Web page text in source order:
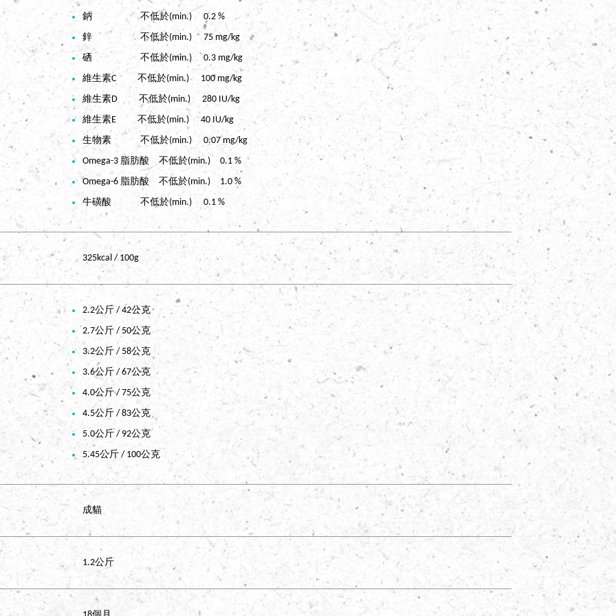
鈉 不低於(min.) 0.2 %
鋅 不低於(min.) 75 mg/kg
硒 不低於(min.) 0.3 mg/kg
維生素C 不低於(min.) 100 mg/kg
維生素D 不低於(min.) 280 IU/kg
維生素E 不低於(min.) 40 IU/kg
生物素 不低於(min.) 0.07 mg/kg
Omega-3 脂肪酸 不低於(min.) 0.1 %
Omega-6 脂肪酸 不低於(min.) 1.0 %
牛磺酸 不低於(min.) 0.1 %
325kcal / 100g
2.2公斤 / 42公克
2.7公斤 / 50公克
3.2公斤 / 58公克
3.6公斤 / 67公克
4.0公斤 / 75公克
4.5公斤 / 83公克
5.0公斤 / 92公克
5.45公斤 / 100公克
成貓
1.2公斤